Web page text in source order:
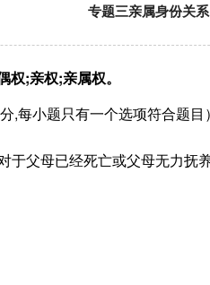
专题三亲属身份关系
;亲权;亲属权。
,每小题只有一个选项符合题目）
于父母已经死亡或父母无力抚